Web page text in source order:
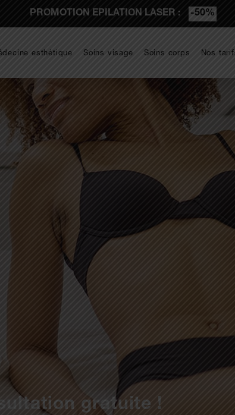
PROMOTION EPILATION LASER : -50%
esthétique Soins visage Soins corps Nos
gratuite !